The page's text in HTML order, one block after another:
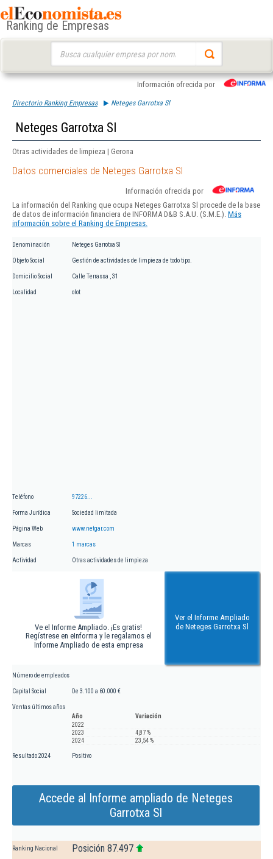
Ranking de Empresas
Información ofrecida por
Directorio Ranking Empresas Neteges Garrotxa Sl
Neteges Garrotxa Sl
Otras actividades de limpieza | Gerona
Datos comerciales de Neteges Garrotxa Sl
Información ofrecida por
La información del Ranking que ocupa Neteges Garrotxa Sl procede de la base
de datos de información financiera de INFORMA D&B S.A.U. (S.M.E.). Más
información sobre el Ranking de Empresas.
Denominación Neteges Garrotxa Sl
Objeto Social Gestión de actividades de limpieza de todo tipo.
Domicilio Social Calle Terrassa , 31
Localidad olot
Teléfono 97226...
Forma Jurídica Sociedad limitada
Página Web www.netgar.com
Marcas 1 marcas
Actividad Otras actividades de limpieza
Ve el Informe Ampliado. ¡Es gratis!
Regístrese en eInforma y le regalamos el
Informe Ampliado de esta empresa
Ver el Informe Ampliado
de Neteges Garrotxa Sl
Número de empleados
Capital Social De 3.100 a 60.000 €
Ventas últimos años
Año
Variación
2022
2023
4,87 %
2024
23,54 %
Resultado 2024 Positivo
Accede al Informe ampliado de Neteges
Garrotxa Sl
Ranking Nacional Posición 87.497